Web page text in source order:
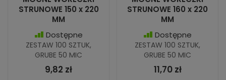
STRUNOWE 150 x 220
MM
Dostępne
ZESTAW 100 SZTUK,
GRUBE 50 MIC
9,82 zł
STRUNOWE 160 x 220
MM
Dostępne
ZESTAW 100 SZTUK,
GRUBE 50 MIC
11,70 zł